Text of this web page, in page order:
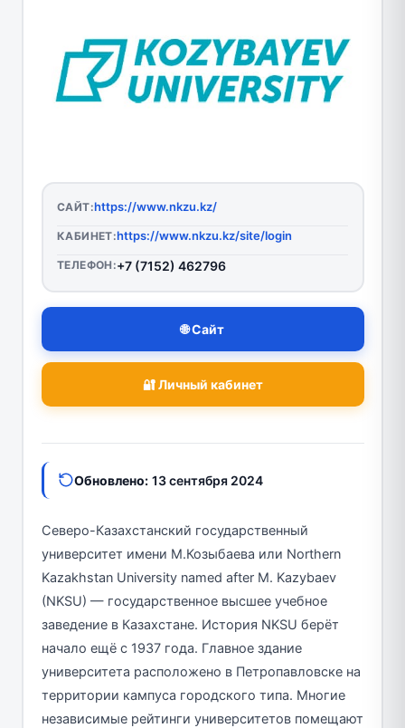
САЙТ:https://www.nkzu.kz/
КАБИНЕТ:https://www.nkzu.kz/site/login
ТЕЛЕФОН:+7 (7152) 462796
🌐 Сайт
🔐 Личный кабинет
Обновлено: 13 сентября 2024
Северо-Казахстанский государственный
университет имени М.Козыбаева или Northern
Kazakhstan University named after M. Kazybaev
(NKSU) — государственное высшее учебное
заведение в Казахстане. История NKSU берёт
начало ещё с 1937 года. Главное здание
университета расположено в Петропавловске на
территории кампуса городского типа. Многие
независимые рейтинги университетов помещают